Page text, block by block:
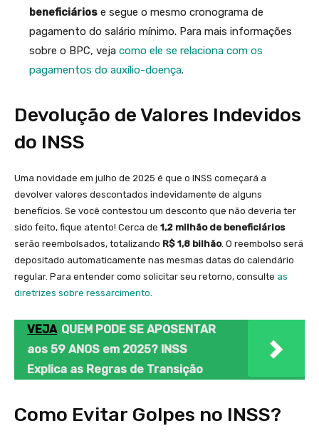
beneficiários e segue o mesmo cronograma de
pagamento do salário mínimo. Para mais informações
sobre o BPC, veja como ele se relaciona com os
pagamentos do auxílio-doença.
Devolução de Valores Indevidos
do INSS
Uma novidade em julho de 2025 é que o INSS começará a
devolver valores descontados indevidamente de alguns
benefícios. Se você contestou um desconto que não deveria ter
sido feito, fique atento! Cerca de 1,2 milhão de beneficiários
serão reembolsados, totalizando R$ 1,8 bilhão. O reembolso será
depositado automaticamente nas mesmas datas do calendário
regular. Para entender como solicitar seu retorno, consulte as
diretrizes sobre ressarcimento.
VEJA QUEM PODE SE APOSENTAR
aos 59 ANOS em 2025? INSS
Explica as Regras de Transição
Como Evitar Golpes no INSS?